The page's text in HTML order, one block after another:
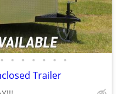
• • • • • • •
Trailer